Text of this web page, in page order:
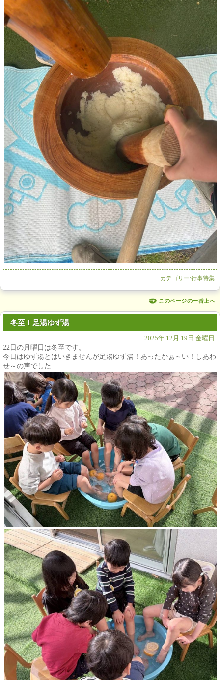
カテゴリー:行事特集
このページの一番上へ
冬至！足湯ゆず湯
2025年 12月 19日 金曜日
22日の月曜日は冬至です。
今日はゆず湯とはいきませんが足湯ゆず湯！あったかぁ～い！しあわ
せ～の声でした